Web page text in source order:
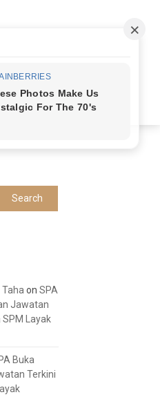
on SPA
Jawatan
Layak
Buka
Terkini